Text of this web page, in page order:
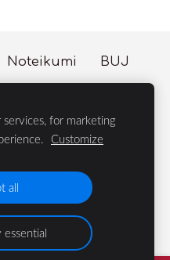
Noteikumi
BUJ
Group
for marketing
Customize
all